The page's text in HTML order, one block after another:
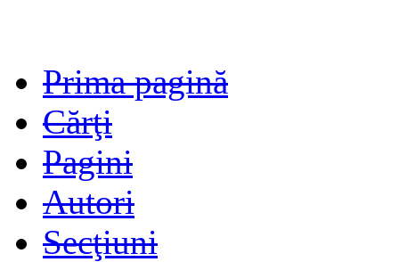
Prima pagină
Cărţi
Pagini
Autori
Secţiuni